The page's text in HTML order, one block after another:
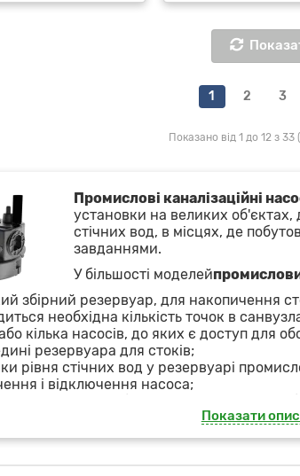
1 2 3
Показано від 1 до 12 з 33
Промислові каналізаційні
установки на великих об'єктах,
стічних вод, в місцях, де
завданнями.
У більшості моделей
збірний резервуар, для накопичення
необхідна кількість точок в
кілька насосів, до яких є доступ для
резервуара для стоків;
рівня стічних вод у резервуарі
і відключення насоса;
датчики і реле, які забезпечують
виникненні не штатних ситуацій;
Показати